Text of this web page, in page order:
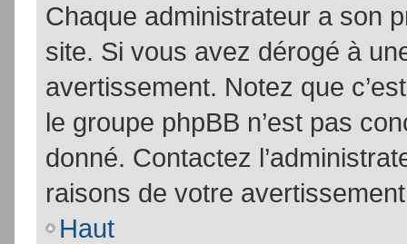
Chaque administrateur a son
site. Si vous avez dérogé à
avertissement. Notez que
le groupe phpBB n’est pas
donné. Contactez
raisons de votre
Haut